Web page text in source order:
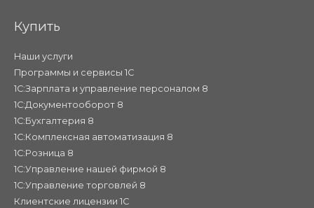
Купить
Наши услуги
Программы и сервисы 1С
1С:Зарплата и управление персоналом 8
1С:Документооборот 8
1С:Бухгалтерия 8
1С:Комплексная автоматизация 8
1С:Розница 8
1С:Управление нашей фирмой 8
1С:Управление торговлей 8
Клиентские лицензии 1С